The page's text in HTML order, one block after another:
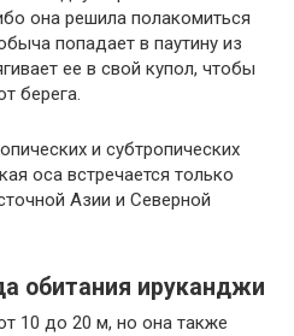
она решила полакомиться
попадает в паутину из
ее в свой купол, чтобы
берега.
и субтропических
оса встречается только
Азии и Северной
обитания ируканджи
10 до 20 м, но она также